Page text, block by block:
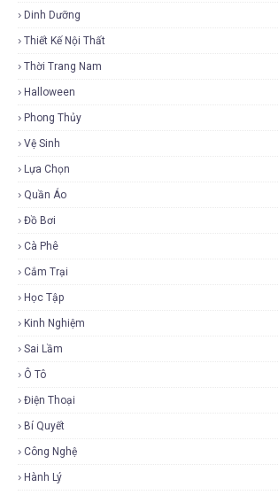
Dinh Dưỡng
Thiết Kế Nội Thất
Thời Trang Nam
Halloween
Phong Thủy
Vệ Sinh
Lựa Chọn
Quần Áo
Đồ Bơi
Cà Phê
Cắm Trại
Học Tập
Kinh Nghiệm
Sai Lầm
Ô Tô
Điện Thoại
Bí Quyết
Công Nghệ
Hành Lý